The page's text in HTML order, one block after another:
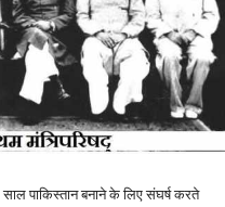
पाकिस्तान बनाने के लिए संघर्ष करते